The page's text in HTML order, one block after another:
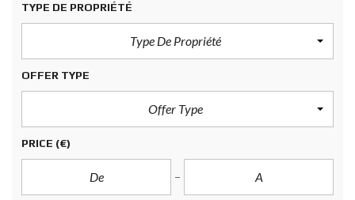
TYPE DE PROPRIÉTÉ
Type De Propriété
OFFER TYPE
Offer Type
PRICE (€)